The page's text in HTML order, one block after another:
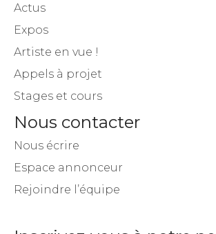
Actus
Expos
Artiste en vue !
Appels à projet
Stages et cours
Nous contacter
Nous écrire
Espace annonceur
Rejoindre l’équipe